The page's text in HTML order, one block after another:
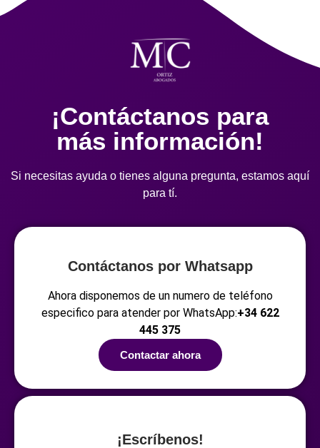
¡Contáctanos para
más información!
Si necesitas ayuda o tienes alguna pregunta, estamos aquí
para tí.
Contáctanos por Whatsapp
Ahora disponemos de un numero de teléfono
especifico para atender por WhatsApp:+34 622
445 375
Contactar ahora
¡Escríbenos!